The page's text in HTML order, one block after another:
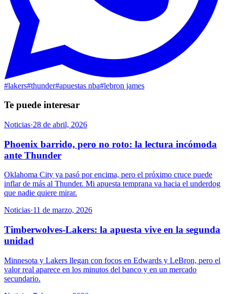
#lakers#thunder#apuestas nba#lebron james
Te puede interesar
Noticias·28 de abril, 2026
Phoenix barrido, pero no roto: la lectura incómoda
ante Thunder
Oklahoma City ya pasó por encima, pero el próximo cruce puede
inflar de más al Thunder. Mi apuesta temprana va hacia el underdog
que nadie quiere mirar.
Noticias·11 de marzo, 2026
Timberwolves-Lakers: la apuesta vive en la segunda
unidad
Minnesota y Lakers llegan con focos en Edwards y LeBron, pero el
valor real aparece en los minutos del banco y en un mercado
secundario.